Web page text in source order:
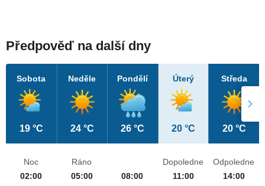
Předpověď na další dny
Sobota
19 °C
Neděle
24 °C
Pondělí
26 °C
Úterý
20 °C
Středa
20 °C
Noc
02:00
Ráno
05:00
08:00
Dopoledne
11:00
Odpoledne
14:00